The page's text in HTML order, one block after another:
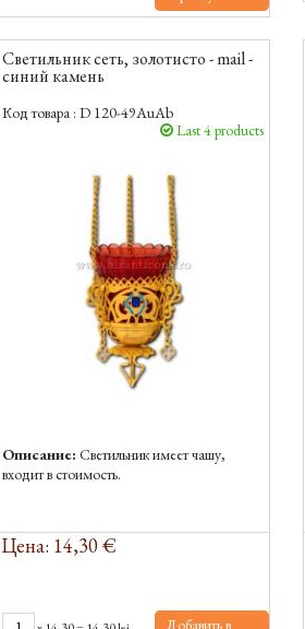
Светильник сеть, золотисто - mail -
синий камень
Код товара : D 120-49AuAb
Last 4 products
Описание:Светильник имеет чашу,
входит в стоимость.
Цена: 14,30 €
Добавить в